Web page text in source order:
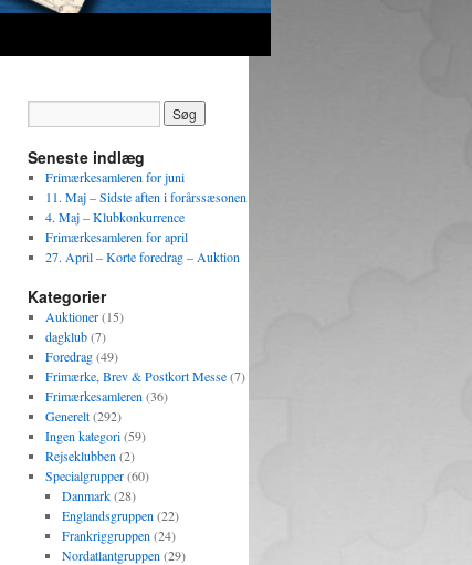
Seneste indlæg
Frimærkesamleren for juni
11. Maj – Sidste aften i forårssæsonen
4. Maj – Klubkonkurrence
Frimærkesamleren for april
27. April – Korte foredrag – Auktion
Kategorier
Auktioner(15)
dagklub(7)
Foredrag(49)
Frimærke, Brev & Postkort Messe(7)
Frimærkesamleren (36)
Generelt(292)
Ingen kategori(59)
Rejseklubben (2)
Specialgrupper(60)
Danmark(28)
Englandsgruppen (22)
Frankriggruppen (24)
Nordatlantgruppen (29)